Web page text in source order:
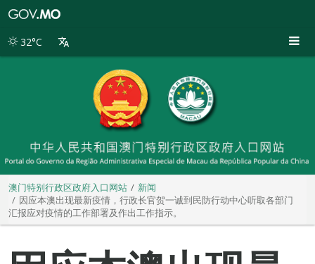
别
32°C
澳门特别行政区政府入口网站
新闻
因应本澳出现最新疫情，行政长官贺一诚到民防行动中心听取各部门
汇报应对疫情的工作部署及作出工作指示。